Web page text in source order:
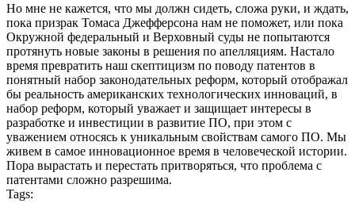
Но мне не кажется, что мы должн сидеть, сложа руки, и ждать,
пока призрак Томаса Джефферсона нам не поможет, или пока
Окружной федеральный и Верховный суды не попытаются
протянуть новые законы в решения по апелляциям. Настало
время превратить наш скептицизм по поводу патентов в
понятный набор законодательных реформ, который отображал
бы реальность американских технологических инноваций, в
набор реформ, который уважает и защищает интересы в
разработке и инвестиции в развитие ПО, при этом с
уважением относясь к уникальным свойствам самого ПО. Мы
живем в самое инновационное время в человеческой истории.
Пора вырастать и перестать притворяться, что проблема с
патентами сложно разрешима.
Tags: